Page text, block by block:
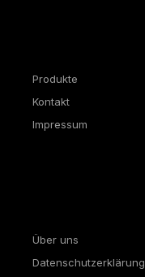
Produkte
Kontakt
Impressum
Über uns
Datenschutzerklärung